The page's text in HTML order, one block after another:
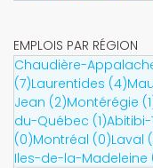
EMPLOIS PAR RÉGION
Chaudière-
(7)Laurentides (4)
Jean (2)Montérégie
du-Québec (1)
(0)Montréal (0)Laval
Iles-de-la-Madeleine